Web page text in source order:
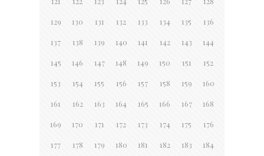
129 130 131 132 133 134 135 136
137 138 139 140 141 142 143 144
145 146 147 148 149 150 151 152
153 154 155 156 157 158 159 160
161 162 163 164 165 166 167 168
169 170 171 172 173 174 175 176
177 178 179 180 181 182 183 184